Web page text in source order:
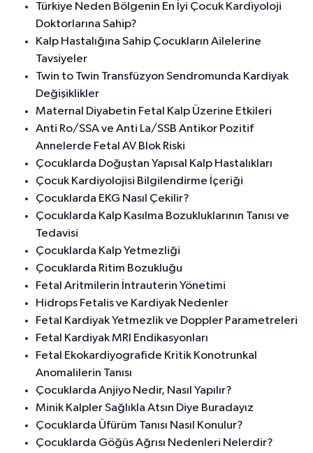
Türkiye Neden Bölgenin En İyi Çocuk Kardiyoloji
Doktorlarına Sahip?
Kalp Hastalığına Sahip Çocukların Ailelerine
Tavsiyeler
Twin to Twin Transfüzyon Sendromunda Kardiyak
Değişiklikler
Maternal Diyabetin Fetal Kalp Üzerine Etkileri
Anti Ro/SSA ve Anti La/SSB Antikor Pozitif
Annelerde Fetal AV Blok Riski
Çocuklarda Doğuştan Yapısal Kalp Hastalıkları
Çocuk Kardiyolojisi Bilgilendirme İçeriği
Çocuklarda EKG Nasıl Çekilir?
Çocuklarda Kalp Kasılma Bozukluklarının Tanısı ve
Tedavisi
Çocuklarda Kalp Yetmezliği
Çocuklarda Ritim Bozukluğu
Fetal Aritmilerin İntrauterin Yönetimi
Hidrops Fetalis ve Kardiyak Nedenler
Fetal Kardiyak Yetmezlik ve Doppler Parametreleri
Fetal Kardiyak MRI Endikasyonları
Fetal Ekokardiyografide Kritik Konotrunkal
Anomalilerin Tanısı
Çocuklarda Anjiyo Nedir, Nasıl Yapılır?
Minik Kalpler Sağlıkla Atsın Diye Buradayız
Çocuklarda Üfürüm Tanısı Nasıl Konulur?
Çocuklarda Göğüs Ağrısı Nedenleri Nelerdir?